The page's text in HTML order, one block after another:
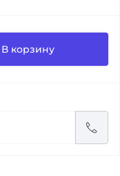
В корзину